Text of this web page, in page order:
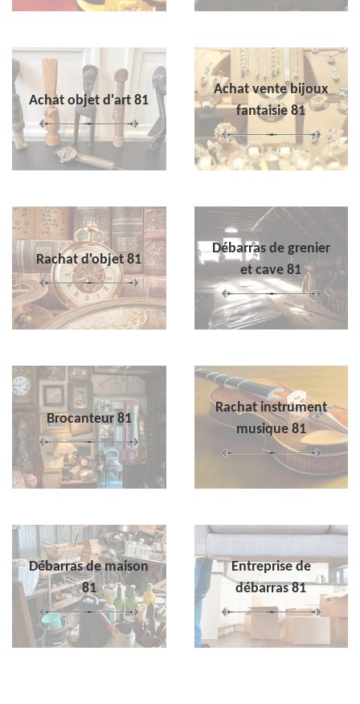
Achat objet d'art 81
Achat vente bijoux
fantaisie 81
Rachat d'objet 81
Débarras de grenier
et cave 81
Brocanteur 81
Rachat instrument
musique 81
Débarras de maison
81
Entreprise de
débarras 81